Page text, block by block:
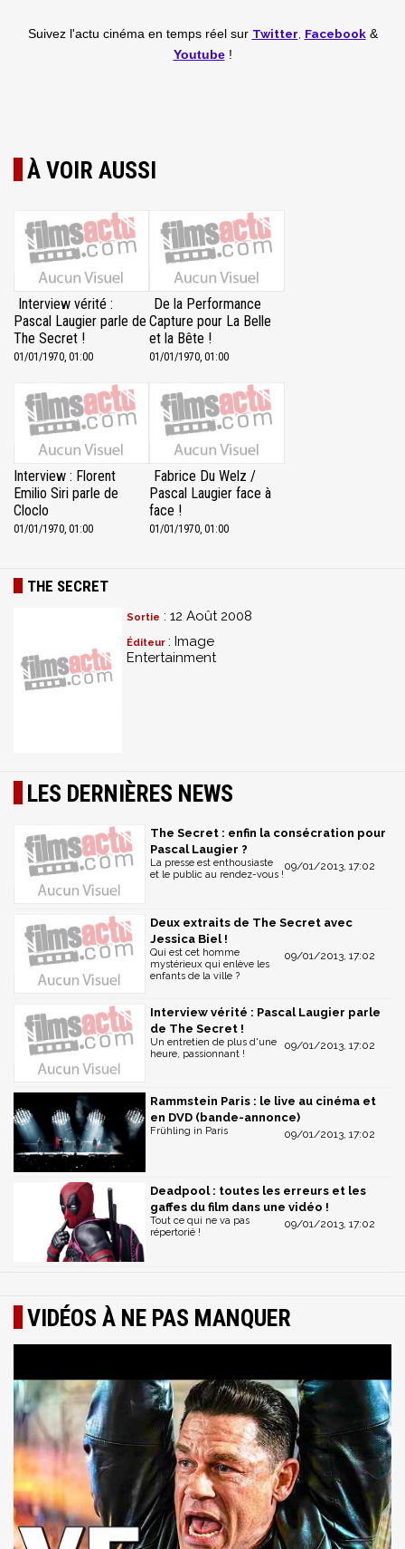
Suivez l'actu cinéma en temps réel sur Twitter Facebook&
Youtube!
À VOIR AUSSI
Interview vérité :
Pascal Laugier parle de
The Secret !
01/01/1970, 01:00
De la Performance
Capture pour La Belle
et la Bête !
01/01/1970, 01:00
Interview : Florent
Emilio Siri parle de
Cloclo
01/01/1970, 01:00
Fabrice Du Welz /
Pascal Laugier face à
face !
01/01/1970, 01:00
THE SECRET
Sortie : 12 Août 2008
Éditeur : Image
Entertainment
LES DERNIÈRES NEWS
The Secret : enfin la consécration pour
Pascal Laugier ?
09/01/2013, 17:02
La presse est enthousiaste
et le public au rendez-vous !
Deux extraits de The Secret avec
Jessica Biel !
09/01/2013, 17:02
Qui est cet homme
mystérieux qui enlève les
enfants de la ville ?
Interview vérité : Pascal Laugier parle
de The Secret !
09/01/2013, 17:02
Un entretien de plus d'une
heure, passionnant !
Rammstein Paris : le live au cinéma et
en DVD (bande-annonce)
09/01/2013, 17:02
Frühling in Paris
Deadpool : toutes les erreurs et les
gaffes du film dans une vidéo !
09/01/2013, 17:02
Tout ce qui ne va pas
répertorié !
VIDÉOS À NE PAS MANQUER